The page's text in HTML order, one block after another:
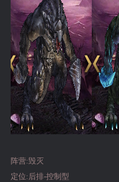
阵营:毁灭
定位:后排-控制型